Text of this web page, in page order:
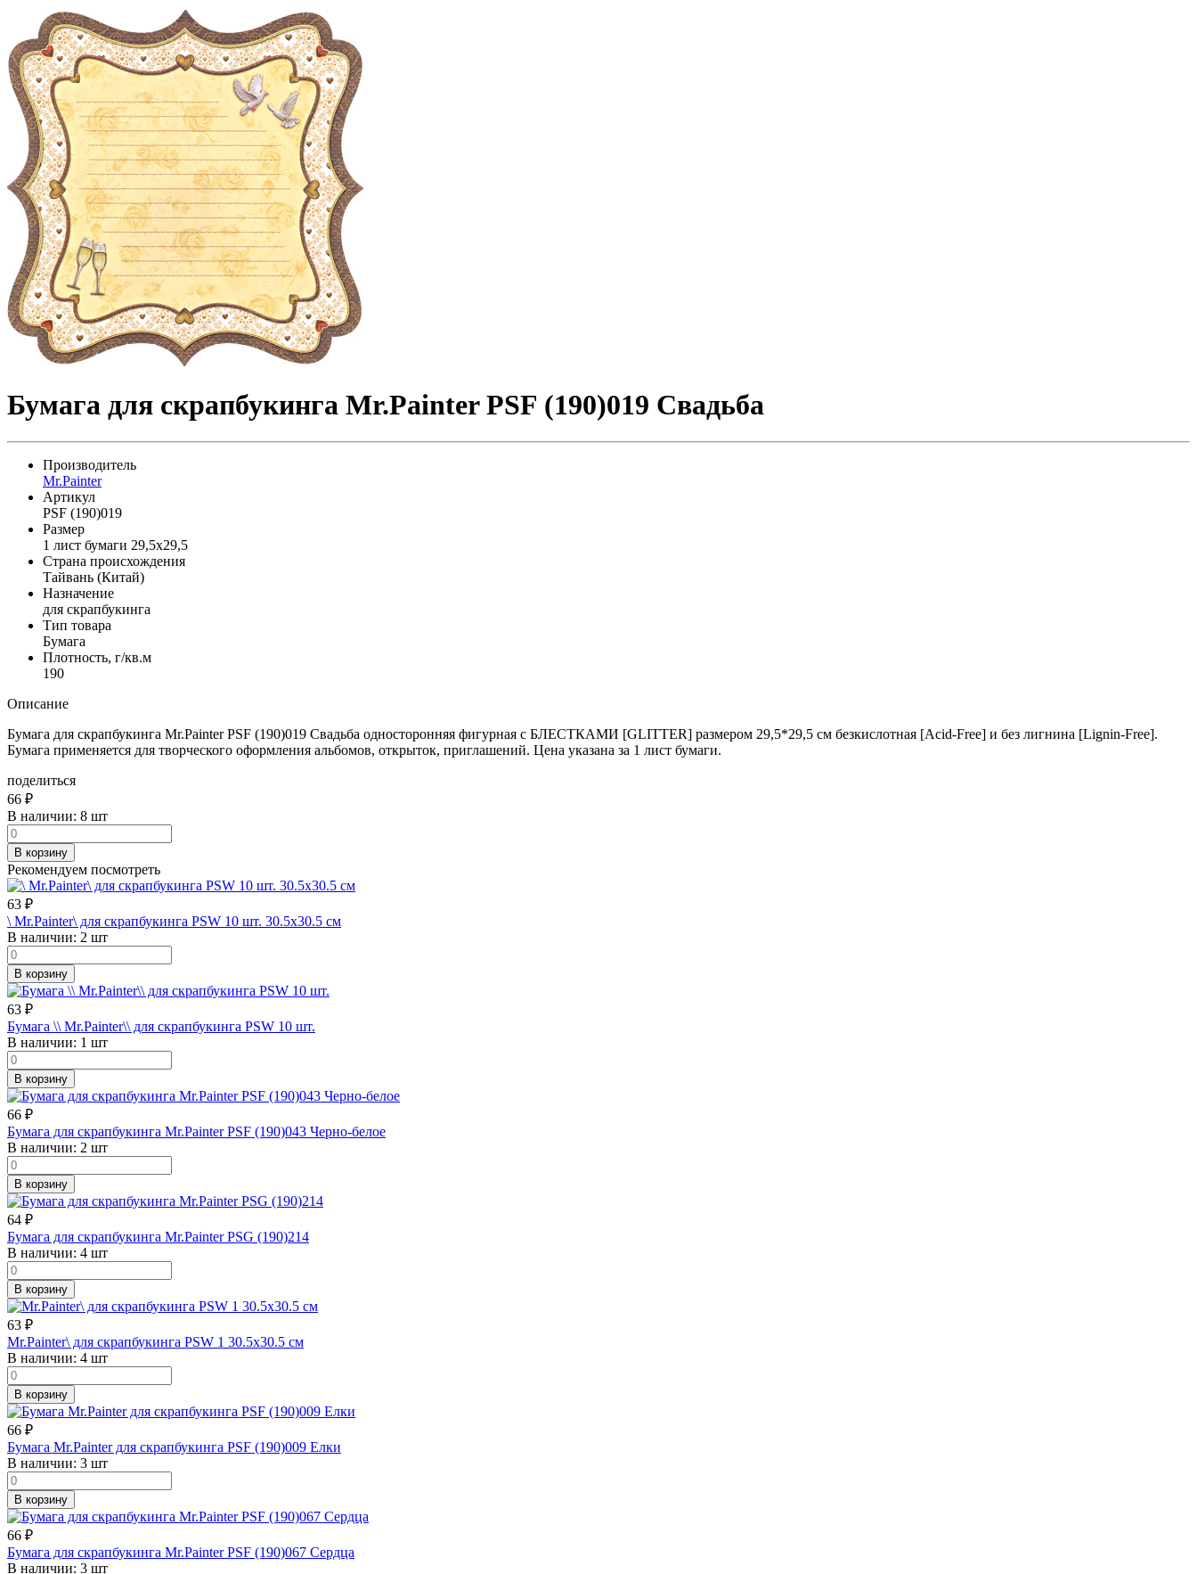
Бумага для скрапбукинга Mr.Painter PSF (190)019 Свадьба
Производитель
Mr.Painter
Артикул
PSF (190)019
Размер
1 лист бумаги 29,5x29,5
Страна происхождения
Тайвань (Китай)
Назначение
для скрапбукинга
Тип товара
Бумага
Плотность, г/кв.м
190
Описание
Бумага для скрапбукинга Mr.Painter PSF (190)019 Свадьба односторонняя фигурная с БЛЕСТКАМИ [GLITTER] размером 29,5*29,5 см безкислотная [Acid-Free] и без лигнина [Lignin-Free].
Бумага применяется для творческого оформления альбомов, открыток, приглашений. Цена указана за 1 лист бумаги.
поделиться
66 ₽
В наличии: 8 шт
В корзину
Рекомендуем посмотреть
63 ₽
\ Mr.Painter\ для скрапбукинга PSW 10 шт. 30.5х30.5 см
В наличии: 2 шт
В корзину
63 ₽
Бумага \\ Mr.Painter\\ для скрапбукинга PSW 10 шт.
В наличии: 1 шт
В корзину
66 ₽
Бумага для скрапбукинга Mr.Painter PSF (190)043 Черно-белое
В наличии: 2 шт
В корзину
64 ₽
Бумага для скрапбукинга Mr.Painter PSG (190)214
В наличии: 4 шт
В корзину
63 ₽
Mr.Painter\ для скрапбукинга PSW 1 30.5х30.5 см
В наличии: 4 шт
В корзину
66 ₽
Бумага Mr.Painter для скрапбукинга PSF (190)009 Елки
В наличии: 3 шт
В корзину
66 ₽
Бумага для скрапбукинга Mr.Painter PSF (190)067 Сердца
В наличии: 3 шт